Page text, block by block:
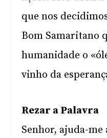
que nos
Bom Samaritano
humanidade o
vinho da
Rezar a Palavra
Senhor, ajuda-me